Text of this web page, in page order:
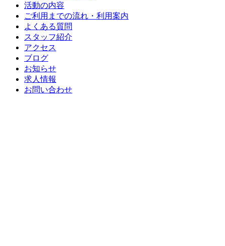
活動の内容
ご利用までの流れ・利用案内
よくある質問
スタッフ紹介
アクセス
ブログ
お知らせ
求人情報
お問い合わせ